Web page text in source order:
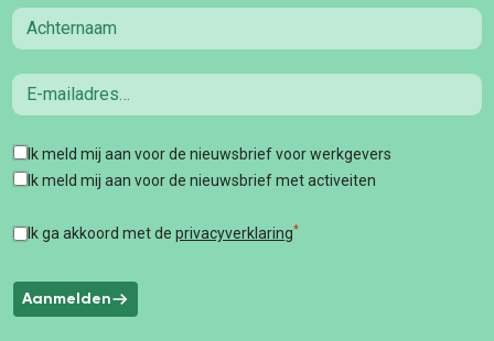
Last name
Email
TagsIk meld mij aan voor de nieuwsbrief voor werkgevers
Ik meld mij aan voor de nieuwsbrief met activeiten
Ik ga akkoord met de privacyverklaring*
Aanmelden